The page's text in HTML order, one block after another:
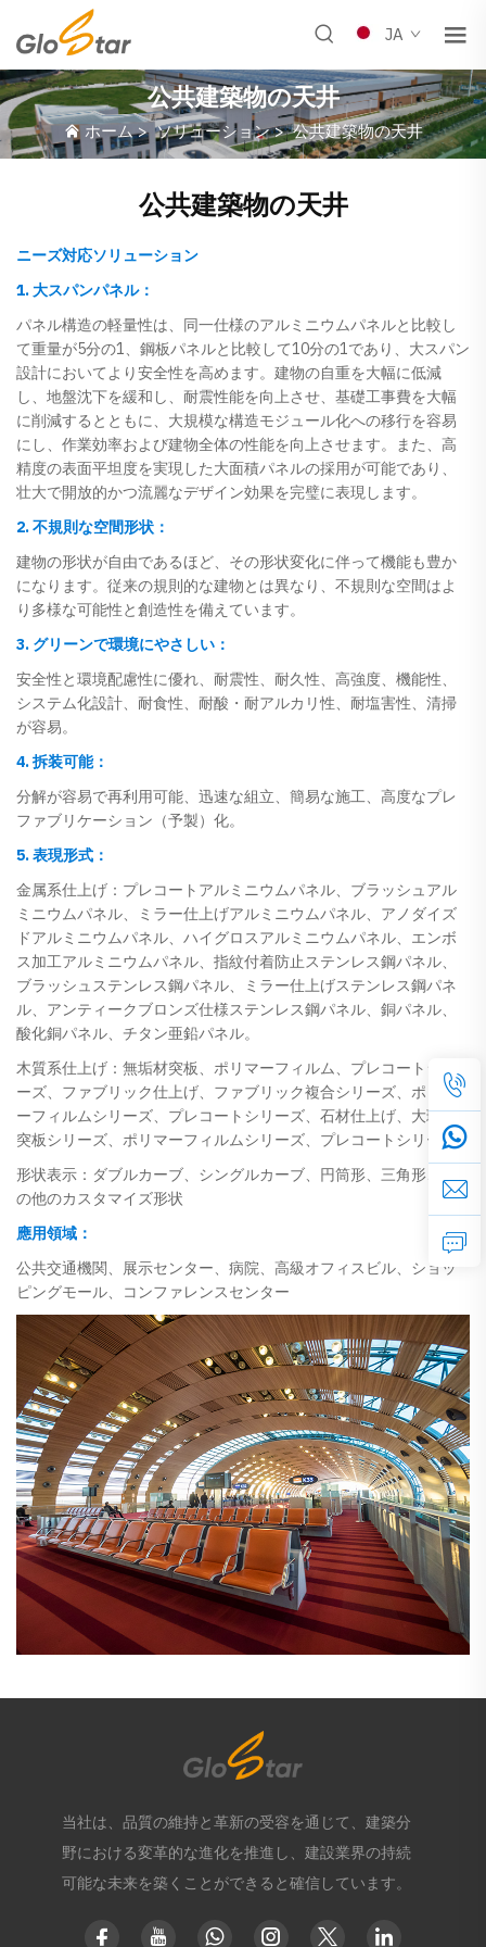
JA
公共建築物の天井
ホーム>ソリューション>公共建築物の天井
公共建築物の天井
ニーズ対応ソリューション
1. 大スパンパネル：
パネル構造の軽量性は、同一仕様のアルミニウムパネルと比較し
て重量が5分の1、鋼板パネルと比較して10分の1であり、大スパン
設計においてより安全性を高めます。建物の自重を大幅に低減
し、地盤沈下を緩和し、耐震性能を向上させ、基礎工事費を大幅
に削減するとともに、大規模な構造モジュール化への移行を容易
にし、作業効率および建物全体の性能を向上させます。また、高
精度の表面平坦度を実現した大面積パネルの採用が可能であり、
壮大で開放的かつ流麗なデザイン効果を完璧に表現します。
2. 不規則な空間形状：
建物の形状が自由であるほど、その形状変化に伴って機能も豊か
になります。従来の規則的な建物とは異なり、不規則な空間はよ
り多様な可能性と創造性を備えています。
3. グリーンで環境にやさしい：
安全性と環境配慮性に優れ、耐震性、耐久性、高強度、機能性、
システム化設計、耐食性、耐酸・耐アルカリ性、耐塩害性、清掃
が容易。
4. 拆装可能：
分解が容易で再利用可能、迅速な組立、簡易な施工、高度なプレ
ファブリケーション（予製）化。
5. 表現形式：
金属系仕上げ：プレコートアルミニウムパネル、ブラッシュアル
ミニウムパネル、ミラー仕上げアルミニウムパネル、アノダイズ
ドアルミニウムパネル、ハイグロスアルミニウムパネル、エンボ
ス加工アルミニウムパネル、指紋付着防止ステンレス鋼パネル、
ブラッシュステンレス鋼パネル、ミラー仕上げステンレス鋼パネ
ル、アンティークブロンズ仕様ステンレス鋼パネル、銅パネル、
酸化銅パネル、チタン亜鉛パネル。
木質系仕上げ：無垢材突板、ポリマーフィルム、プレコートシリ
ーズ、ファブリック仕上げ、ファブリック複合シリーズ、ポリマ
ーフィルムシリーズ、プレコートシリーズ、石材仕上げ、大理石
突板シリーズ、ポリマーフィルムシリーズ、プレコートシリーズ
形状表示：ダブルカーブ、シングルカーブ、円筒形、三角形、そ
の他のカスタマイズ形状
應用領域：
公共交通機関、展示センター、病院、高級オフィスビル、ショッ
ピングモール、コンファレンスセンター
当社は、品質の維持と革新の受容を通じて、建築分
野における変革的な進化を推進し、建設業界の持続
可能な未来を築くことができると確信しています。